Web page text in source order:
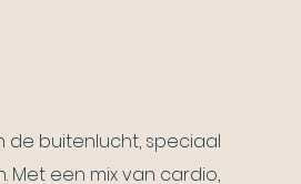
de buitenlucht, speciaal
Met een mix van cardio,